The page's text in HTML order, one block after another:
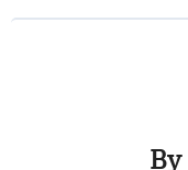
By